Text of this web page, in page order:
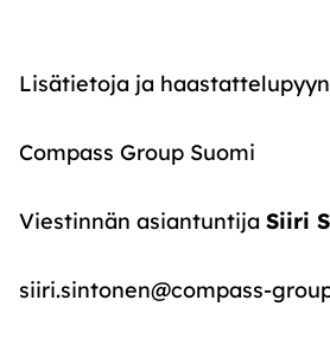
Lisätietoja ja
Compass Group Suomi
Viestinnän asiantuntija Siiri
siiri.sintonen@compass-